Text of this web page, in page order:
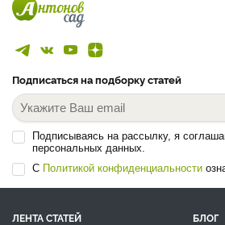
Подписаться на подборку статей
Подписываясь на рассылку, я
персональных данных.
С Политикой конфиденциальности
ЛЕНТА СТАТЕЙ
БЛОГ